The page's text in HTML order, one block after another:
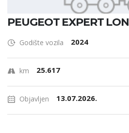
PEUGEOT EXPERT
Godište vozila 2024
km 25.617
Objavljen 13.07.2026.